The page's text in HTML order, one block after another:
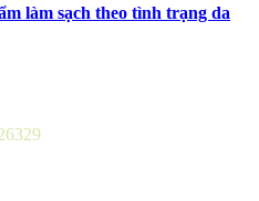
làm sạch theo tình trạng da